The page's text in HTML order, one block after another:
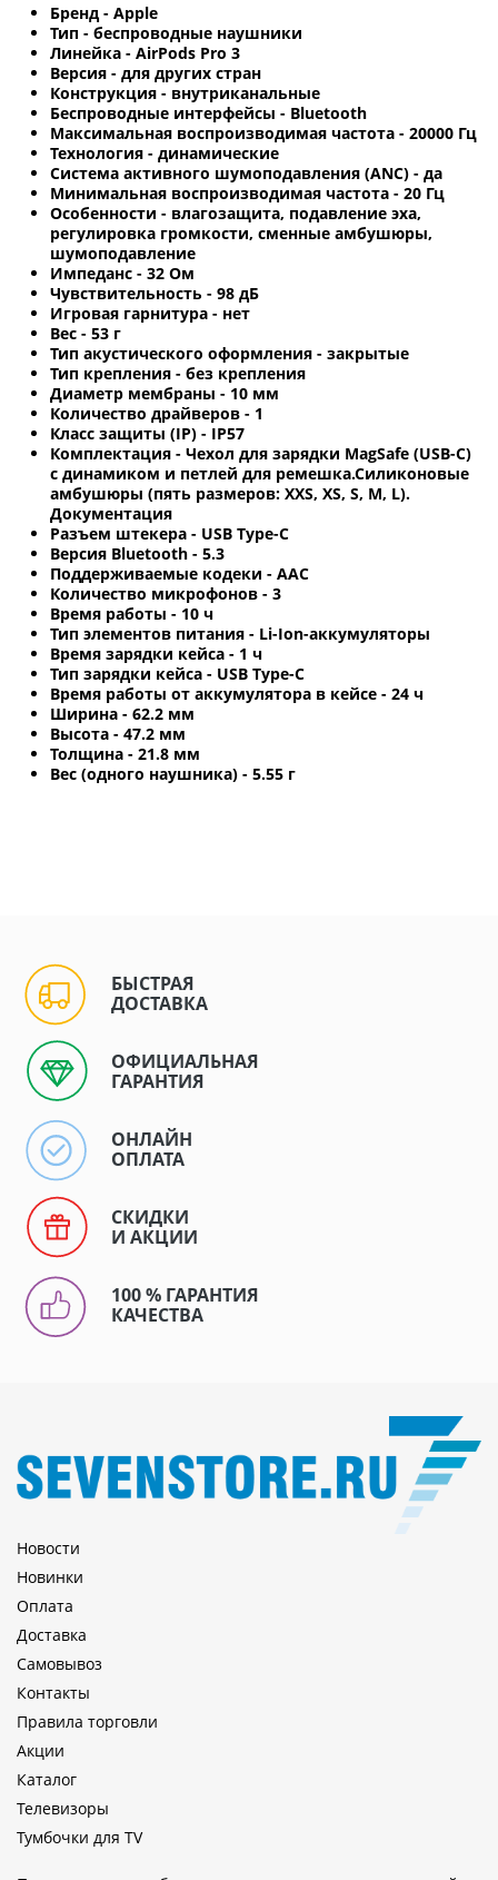
Бренд - Apple
Тип - беспроводные наушники
Линейка - AirPods Pro 3
Версия - для других стран
Конструкция - внутриканальные
Беспроводные интерфейсы - Bluetooth
Максимальная воспроизводимая частота - 20000 Гц
Технология - динамические
Система активного шумоподавления (ANC) - да
Минимальная воспроизводимая частота - 20 Гц
Особенности - влагозащита, подавление эха,
регулировка громкости, сменные амбушюры,
шумоподавление
Импеданс - 32 Ом
Чувствительность - 98 дБ
Игровая гарнитура - нет
Вес - 53 г
Тип акустического оформления - закрытые
Тип крепления - без крепления
Диаметр мембраны - 10 мм
Количество драйверов - 1
Класс защиты (IP) - IP57
Комплектация - Чехол для зарядки MagSafe (USB-C)
с динамиком и петлей для ремешка.Силиконовые
амбушюры (пять размеров: XXS, XS, S, M, L).
Документация
Разъем штекера - USB Type-C
Версия Bluetooth - 5.3
Поддерживаемые кодеки - AAC
Количество микрофонов - 3
Время работы - 10 ч
Тип элементов питания - Li-Ion-аккумуляторы
Время зарядки кейса - 1 ч
Тип зарядки кейса - USB Type-C
Время работы от аккумулятора в кейсе - 24 ч
Ширина - 62.2 мм
Высота - 47.2 мм
Толщина - 21.8 мм
Вес (одного наушника) - 5.55 г
БЫСТРАЯ
ДОСТАВКА
ОФИЦИАЛЬНАЯ
ГАРАНТИЯ
ОНЛАЙН
ОПЛАТА
СКИДКИ
И АКЦИИ
100 % ГАРАНТИЯ
КАЧЕСТВА
Новости
Новинки
Оплата
Доставка
Самовывоз
Контакты
Правила торговли
Акции
Каталог
Телевизоры
Тумбочки для TV